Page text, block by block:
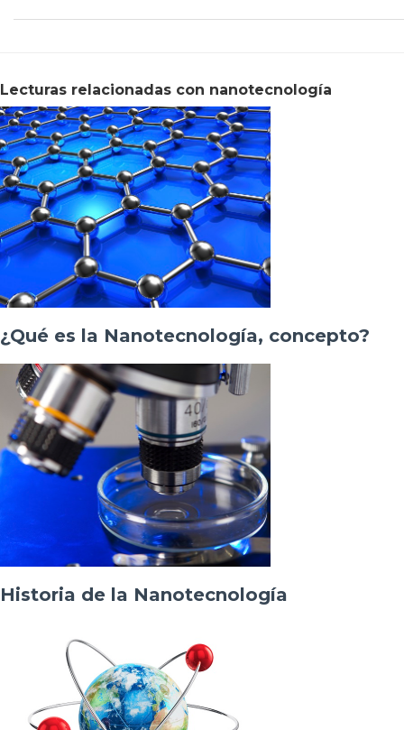
Lecturas relacionadas con nanotecnología
¿Qué es la Nanotecnología, concepto?
Historia de la Nanotecnología